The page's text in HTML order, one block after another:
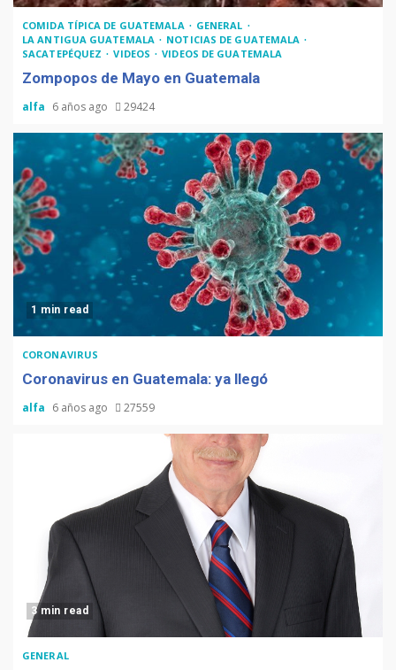
COMIDA TÍPICA DE GUATEMALA
GENERAL
LA ANTIGUA GUATEMALA
NOTICIAS DE GUATEMALA
SACATEPÉQUEZ
VIDEOS VIDEOS DE GUATEMALA
Zompopos de Mayo en Guatemala
alfa 6 años ago 29424
1 min read
CORONAVIRUS
Coronavirus en Guatemala: ya llegó
alfa 6 años ago 27559
3 min read
GENERAL